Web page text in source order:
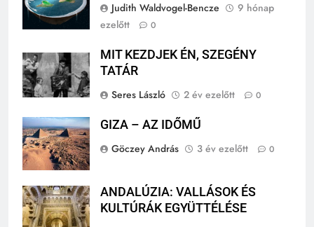
Judith Waldvogel-Bencze
MIT KEZDJEK ÉN, SZEGÉNY
ANDALÚZIA: VALLÁSOK ÉS